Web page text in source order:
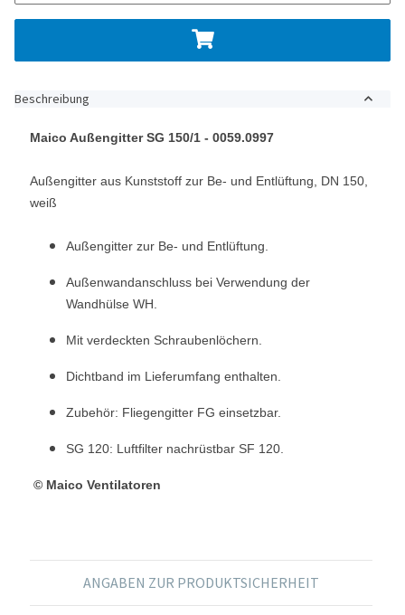
Beschreibung
Maico Außengitter SG 150/1 - 0059.0997
Außengitter aus Kunststoff zur Be- und Entlüftung, DN 150,
weiß
Außengitter zur Be- und Entlüftung.
Außenwandanschluss bei Verwendung der
Wandhülse WH.
Mit verdeckten Schraubenlöchern.
Dichtband im Lieferumfang enthalten.
Zubehör: Fliegengitter FG einsetzbar.
SG 120: Luftfilter nachrüstbar SF 120.
© Maico Ventilatoren
ANGABEN ZUR PRODUKTSICHERHEIT